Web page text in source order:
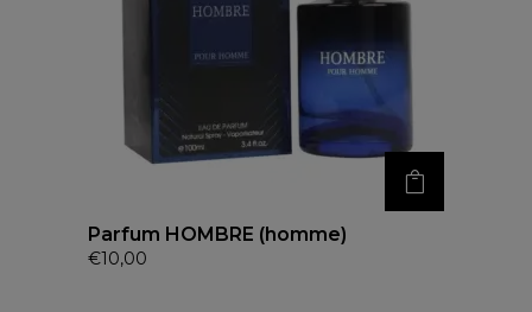
Parfum HOMBRE (homme)
€10,00